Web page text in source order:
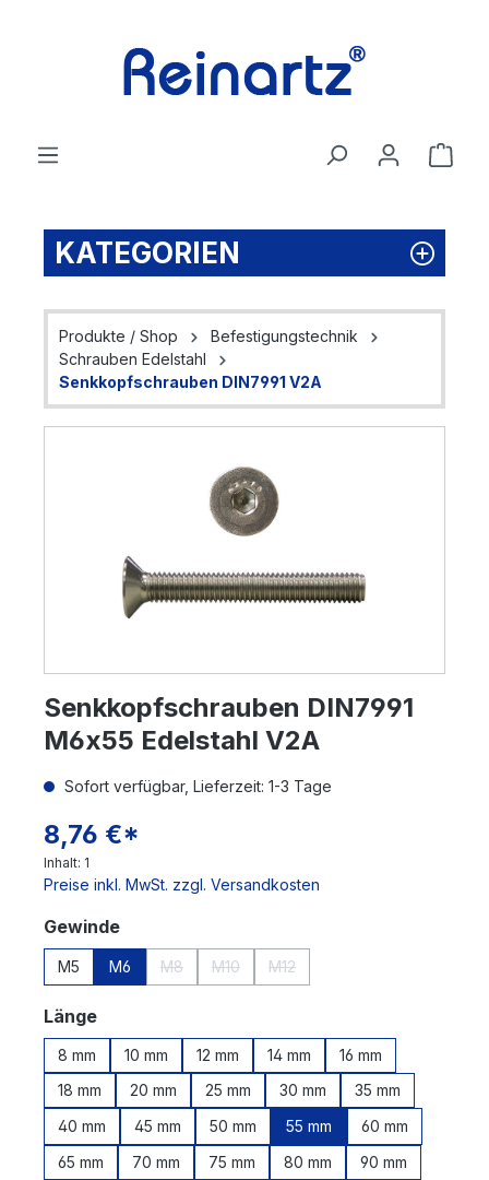
KATEGORIEN
Produkte / Shop
Befestigungstechnik
Schrauben Edelstahl
Senkkopfschrauben DIN7991 V2A
Senkkopfschrauben DIN7991
M6x55 Edelstahl V2A
Sofort verfügbar, Lieferzeit: 1-3 Tage
8,76 €*
Inhalt: 1
Preise inkl. MwSt. zzgl. Versandkosten
Gewindeauswählen
M5 M6 M8 M10 M12
Längeauswählen
8 mm 10 mm 12 mm 14 mm
16 mm
18 mm
20 mm 25 mm 30 mm
35 mm
40 mm
45 mm 50 mm 55 mm
60 mm
65 mm
70 mm 75 mm 80 mm
90 mm